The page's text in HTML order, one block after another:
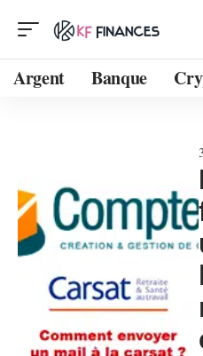
Argent Banque